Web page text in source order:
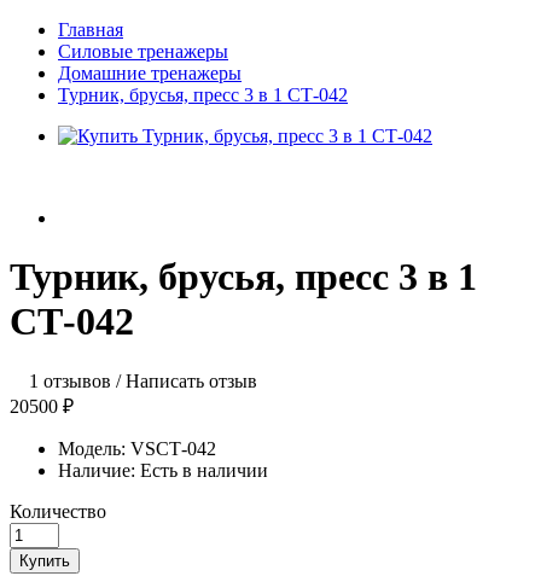
Главная
Силовые тренажеры
Домашние тренажеры
Турник, брусья, пресс 3 в 1 СТ-042
Турник, брусья, пресс 3 в 1
СТ-042
1 отзывов /Написать отзыв
20500 ₽
Модель: VSСТ-042
Наличие: Есть в наличии
Количество
Купить